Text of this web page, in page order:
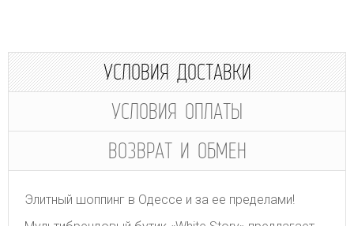
УСЛОВИЯ ДОСТАВКИ
УСЛОВИЯ ОПЛАТЫ
ВОЗВРАТ И ОБМЕН
Элитный шоппинг в Одессе и за ее пределами!